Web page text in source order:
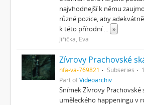
najvhodnejší k němu
různé pozice, aby
k této přírodní... »
Jiřička, Eva
Zívrovy Prachovské
nfa-va-769821 Subseries
Part ofVideoarchiv
Snímek Zívrovy Prachovské
uměleckého happeningu v